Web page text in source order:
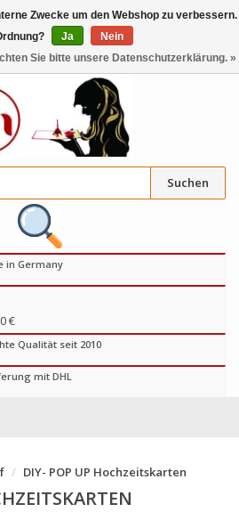
Suchen
in Germany
€
Qualität seit 2010
mit DHL
DIY- POP UP Hochzeitskarten
Zwecke um den Webshop zu verbessern.
Ja
Nein
Sie bitte unsere Datenschutzerklärung. »